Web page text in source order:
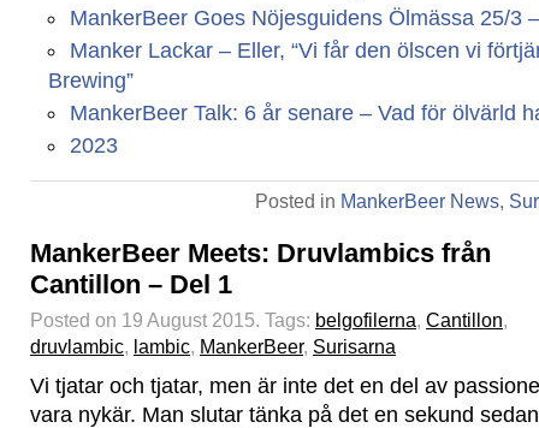
MankerBeer Goes Nöjesguidens Ölmässa 25/3
Manker Lackar – Eller, “Vi får den ölscen vi
Brewing”
MankerBeer Talk: 6 år senare – Vad för ölvärld
2023
Posted in MankerBeer News,
MankerBeer Meets: Druvlambics från
Cantillon – Del 1
Posted on 19 August 2015. Tags: belgofilerna, Cantillon,
druvlambic, lambic, MankerBeer, Surisarna
Vi tjatar och tjatar, men är inte det en del av
vara nykär. Man slutar tänka på det en sekund